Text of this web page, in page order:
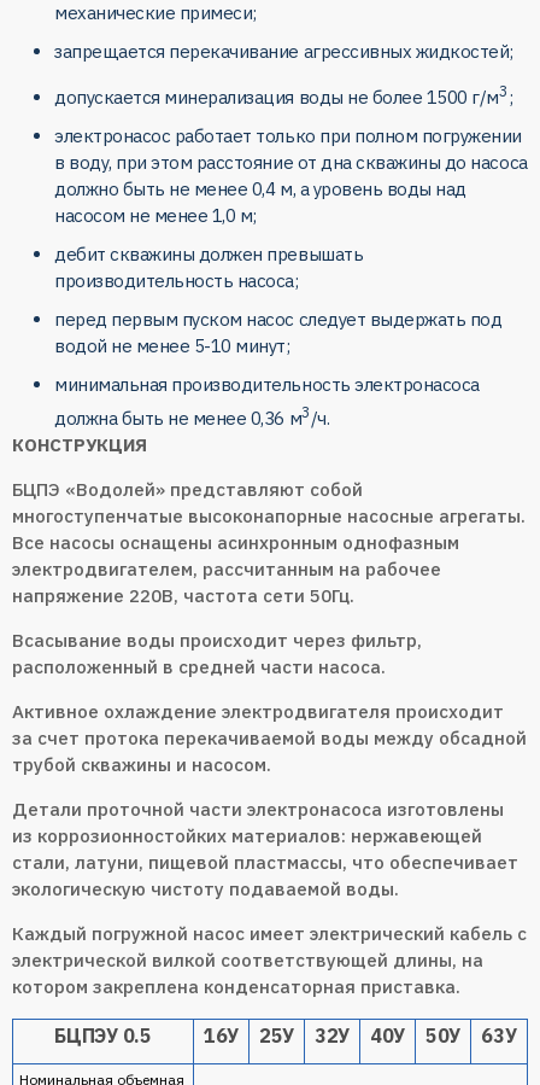
механические примеси;
запрещается перекачивание агрессивных жидкостей;
допускается минерализация воды не более 1500 г/м3;
электронасос работает только при полном погружении
в воду, при этом расстояние от дна скважины до насоса
должно быть не менее 0,4 м, а уровень воды над
насосом не менее 1,0 м;
дебит скважины должен превышать
производительность насоса;
перед первым пуском насос следует выдержать под
водой не менее 5-10 минут;
минимальная производительность электронасоса
должна быть не менее 0,36 м3/ч.
КОНСТРУКЦИЯ
БЦПЭ «Водолей» представляют собой
многоступенчатые высоконапорные насосные агрегаты.
Все насосы оснащены асинхронным однофазным
электродвигателем, рассчитанным на рабочее
напряжение 220В, частота сети 50Гц.
Всасывание воды происходит через фильтр,
расположенный в средней части насоса.
Активное охлаждение электродвигателя происходит
за счет протока перекачиваемой воды между обсадной
трубой скважины и насосом.
Детали проточной части электронасоса изготовлены
из коррозионностойких материалов: нержавеющей
стали, латуни, пищевой пластмассы, что обеспечивает
экологическую чистоту подаваемой воды.
Каждый погружной насос имеет электрический кабель с
электрической вилкой соответствующей длины, на
котором закреплена конденсаторная приставка.
БЦПЭУ 0.5 16У 25У 32У 40У 50У 63У
Номинальная объемная